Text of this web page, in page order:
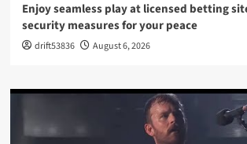
Enjoy seamless play at licensed betting
security measures for your peace
drift53836 August 6, 2026